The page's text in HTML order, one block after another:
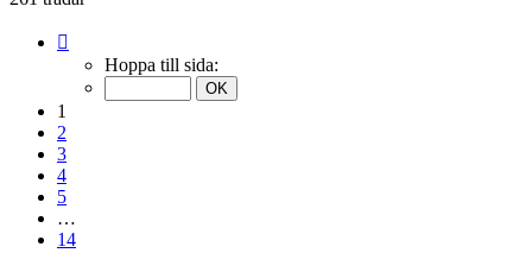
Hoppa till sida:
1
2
3
4
5
…
14